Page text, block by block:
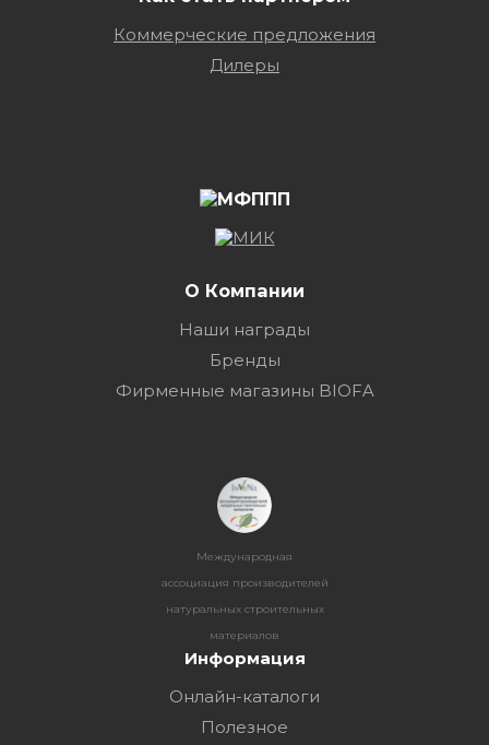
Коммерческие предложения
Дилеры
О Компании
Наши награды
Бренды
Фирменные магазины BIOFA
Международная
ассоциация производителей
натуральных строительных
материалов
Информация
Онлайн-каталоги
Полезное